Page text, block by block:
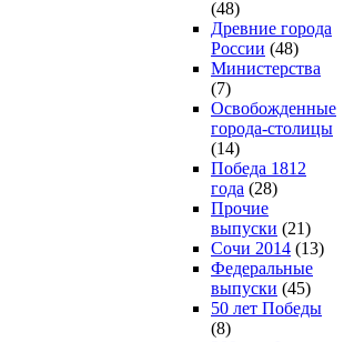
(48)
Древние города
России (48)
Министерства
(7)
Освобожденные
города-столицы
(14)
Победа 1812
года (28)
Прочие
выпуски (21)
Сочи 2014 (13)
Федеральные
выпуски (45)
50 лет Победы
(8)